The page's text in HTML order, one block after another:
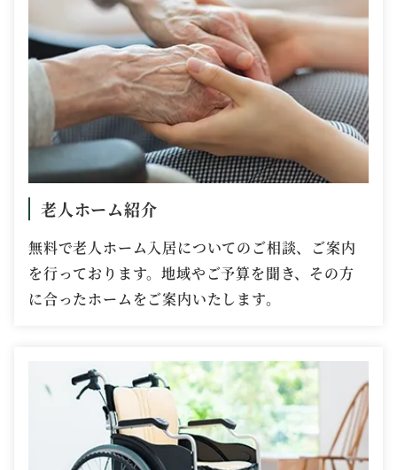
老人ホーム紹介
無料で老人ホーム入居についてのご相談、ご案内
を行っております。地域やご予算を聞き、その方
に合ったホームをご案内いたします。